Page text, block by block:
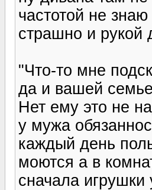
частотой не
страшно и рукой
"Что-то мне
да и вашей семье
Нет ему это не
у мужа
каждый день
моются а в
сначала игрушки